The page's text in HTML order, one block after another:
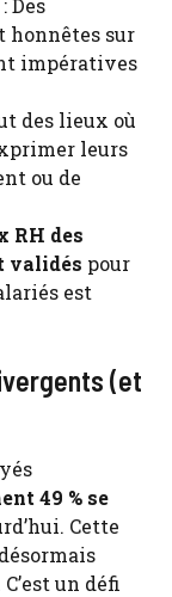
honnêtes sur
impératives
des lieux où
leurs
ou de
RH des
validés pour
est
(et
49 % se
Cette
un défi